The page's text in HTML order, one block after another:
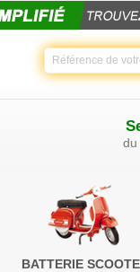
BATTERIE